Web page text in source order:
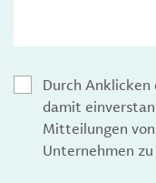
Durch Anklicken
damit
Mitteilungen
Unternehmen